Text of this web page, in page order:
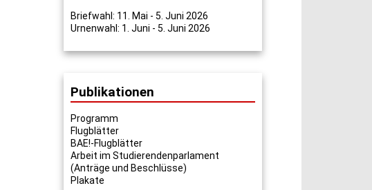
Briefwahl: 11. Mai - 5. Juni 2026
Urnenwahl: 1. Juni - 5. Juni 2026
Publikationen
Programm
Flugblätter
BAE!-Flugblätter
Arbeit im Studierendenparlament
(Anträge und Beschlüsse)
Plakate